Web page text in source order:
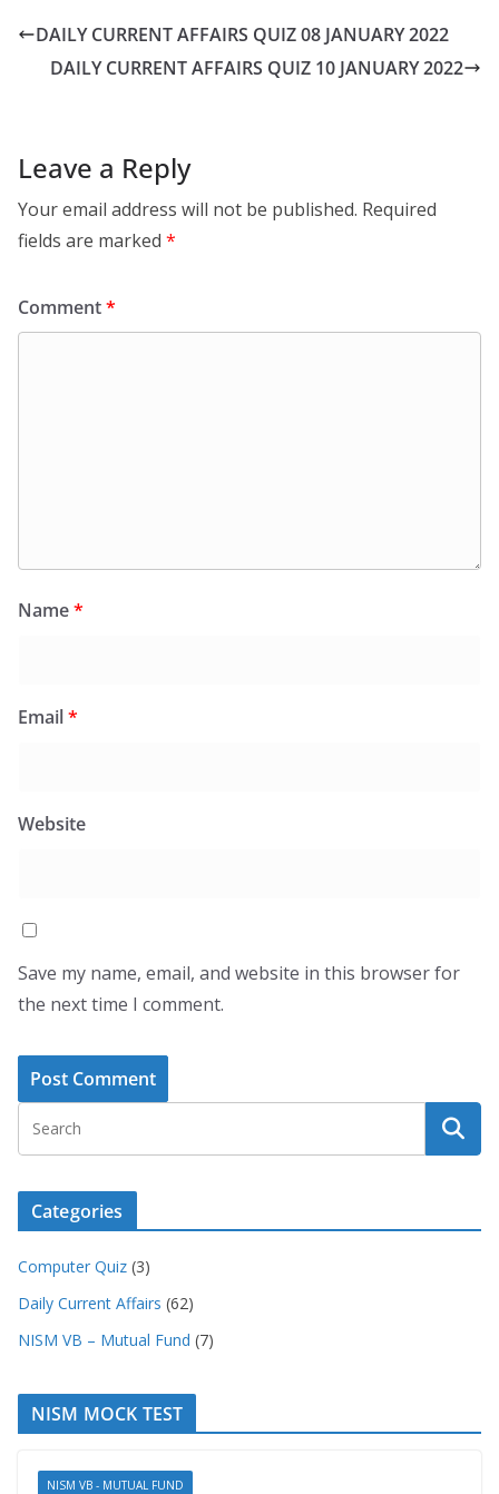
DAILY CURRENT AFFAIRS QUIZ 08 JANUARY 2022
DAILY CURRENT AFFAIRS QUIZ 10 JANUARY 2022
Leave a Reply
Your email address will not be published. Required
fields are marked *
Comment*
Name*
Email*
Website
Save my name, email, and website in this browser for
the next time I comment.
Categories
Computer Quiz (3)
Daily Current Affairs (62)
NISM VB – Mutual Fund (7)
NISM MOCK TEST
NISM VB - MUTUAL FUND